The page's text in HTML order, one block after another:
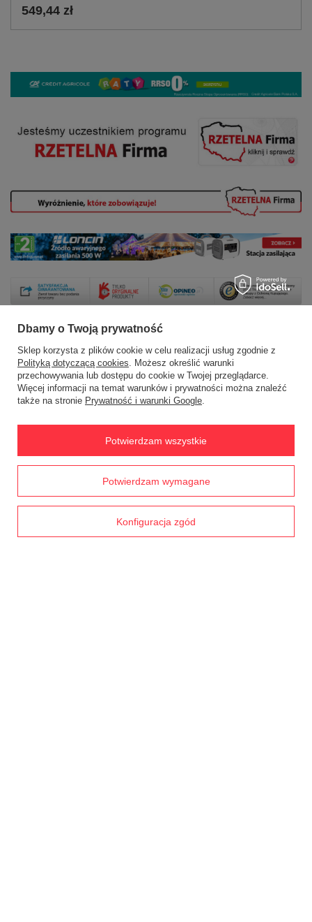
549,44 zł
Zamówienia
Status zamówienia
Chcę zwrócić produkt
Chcę wymienić towar
Dbamy o Twoją prywatność
Sklep korzysta z plików cookie w celu realizacji usług zgodnie z
Polityką dotyczącą cookies. Możesz określić warunki
przechowywania lub dostępu do cookie w Twojej przeglądarce.
Więcej informacji na temat warunków i prywatności można znaleźć
także na stronie Prywatność i warunki Google.
Potwierdzam wymagane
Konfiguracja zgód
Potwierdzam wszystkie